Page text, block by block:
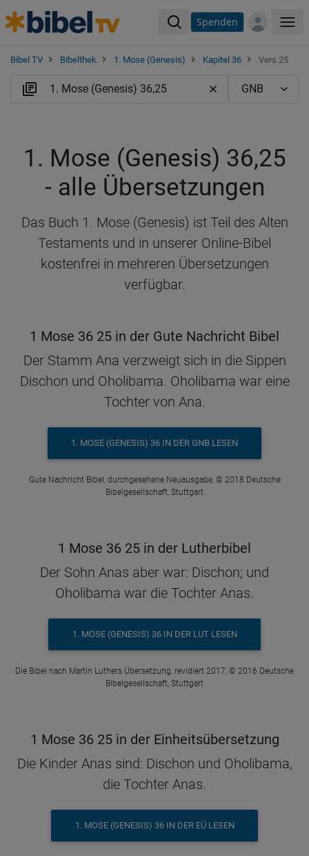
Spenden
Bibel TV Bibelthek 1. Mose (Genesis) Kapitel 36 Vers 25
1. Mose (Genesis) 36,25
- alle Übersetzungen
Das Buch 1. Mose (Genesis) ist Teil des Alten
Testaments und in unserer Online-Bibel
kostenfrei in mehreren Übersetzungen
verfügbar.
1 Mose 36 25 in der Gute Nachricht Bibel
Der Stamm Ana verzweigt sich in die Sippen
Dischon und Oholibama. Oholibama war eine
Tochter von Ana.
1. MOSE (GENESIS) 36 IN DER GNB LESEN
Gute Nachricht Bibel, durchgesehene Neuausgabe, © 2018 Deutsche
Bibelgesellschaft, Stuttgart
1 Mose 36 25 in der Lutherbibel
Der Sohn Anas aber war: Dischon; und
Oholibama war die Tochter Anas.
1. MOSE (GENESIS) 36 IN DER LUT LESEN
Die Bibel nach Martin Luthers Übersetzung, revidiert 2017, © 2016 Deutsche
Bibelgesellschaft, Stuttgart
1 Mose 36 25 in der Einheitsübersetzung
Die Kinder Anas sind: Dischon und Oholibama,
die Tochter Anas.
1. MOSE (GENESIS) 36 IN DER EÜ LESEN